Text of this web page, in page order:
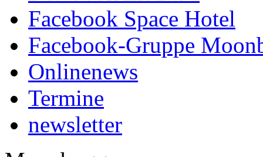
Facebook Space Hotel
Facebook-Gruppe
Onlinenews
Termine
newsletter